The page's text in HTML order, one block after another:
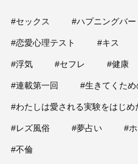
#セックス #ハプニングバー
#恋愛心理テスト #キス
#浮気 #セフレ #健康
#連載第一回 #生きてくた
#わたしは愛される実験をはじめ
#レズ風俗 #夢占い #
#不倫